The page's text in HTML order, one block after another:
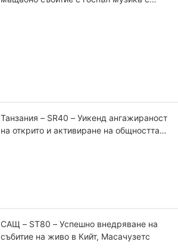
Танзания – SR40 – Уикенд ангажираност
на открито и активиране на общността
САЩ – ST80 – Успешно внедряване на
събитие на живо в Кийт, Масачузетс